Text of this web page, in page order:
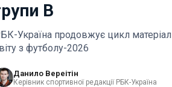
B
Україна продовжує цикл
з футболу-2026
Данило Вереітін
Керівник спортивної редакції РБК-Україна